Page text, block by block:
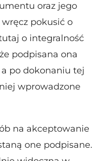
oraz jego
pokusić o
o integralność
podpisana ona
a po dokonaniu tej
wprowadzone
na akceptowanie
one podpisane.